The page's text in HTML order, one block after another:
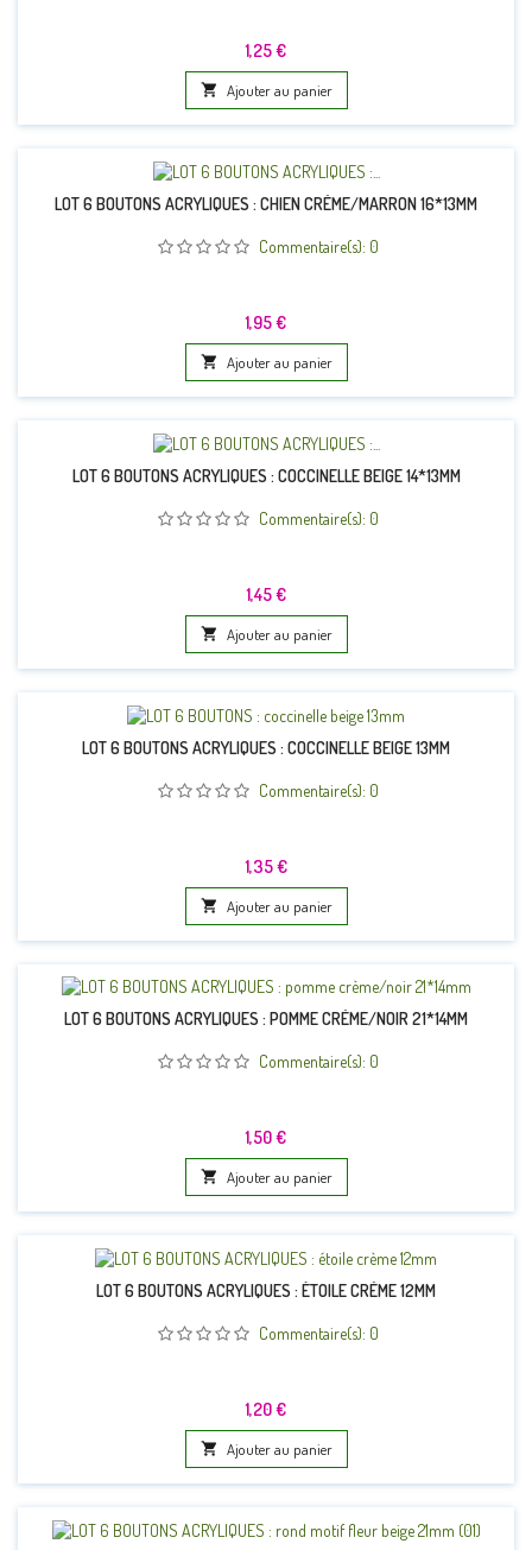
Prix
1,25 €
 Ajouter au panier
LOT 6 BOUTONS ACRYLIQUES : CHIEN CRÈME/MARRON 16*13MM
Commentaire(s): 0
Prix
1,95 €
 Ajouter au panier
LOT 6 BOUTONS ACRYLIQUES : COCCINELLE BEIGE 14*13MM
Commentaire(s): 0
Prix
1,45 €
 Ajouter au panier
LOT 6 BOUTONS ACRYLIQUES : COCCINELLE BEIGE 13MM
Commentaire(s): 0
Prix
1,35 €
 Ajouter au panier
LOT 6 BOUTONS ACRYLIQUES : POMME CRÈME/NOIR 21*14MM
Commentaire(s): 0
Prix
1,50 €
 Ajouter au panier
LOT 6 BOUTONS ACRYLIQUES : ÉTOILE CRÈME 12MM
Commentaire(s): 0
Prix
1,20 €
 Ajouter au panier